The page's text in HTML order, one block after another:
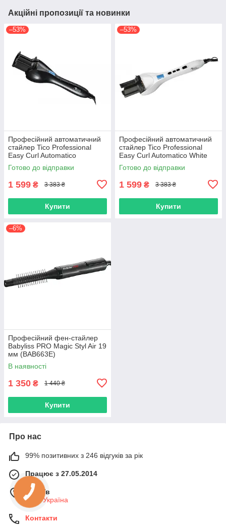
Акційні пропозиції та новинки
–53%
Професійний автоматичний
стайлер Tico Professional
Easy Curl Automatico
(100100BK)
Готово до відправки
1 599 ₴ 3 383 ₴
Купити
–53%
Професійний автоматичний
стайлер Tico Professional
Easy Curl Automatico White
(100100WT)
Готово до відправки
1 599 ₴ 3 383 ₴
Купити
–6%
Професійний фен-стайлер
Babyliss PRO Magic Styl Air 19
мм (BAB663E)
В наявності
1 350 ₴ 1 440 ₴
Купити
Про нас
99% позитивних з 246 відгуків за рік
Працює з 27.05.2014
м. Київ
Київ, Україна
Контакти